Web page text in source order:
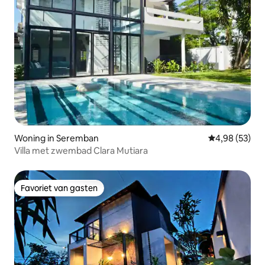
Woning in Seremban Gemiddelde
4,98 (53)
Villa met zwembad Clara Mutiara
Favoriet van gasten
Favoriet van gasten